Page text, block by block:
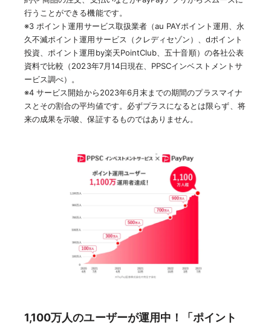
行うことができる機能です。
※3 ポイント運用サービス取扱業者（au PAYポイント運用、永
久不滅ポイント運用サービス（クレディセゾン）、dポイント
投資、ポイント運用by楽天PointClub、五十音順）の各社公表
資料で比較（2023年7月14日現在、PPSCインベストメントサ
ービス調べ）。
※4 サービス開始から2023年6月末までの期間のプラスマイナ
スとその割合の平均値です。必ずプラスになるとは限らず、将
来の成果を示唆、保証するものではありません。
1,100万人のユーザーが運用中！「ポイント